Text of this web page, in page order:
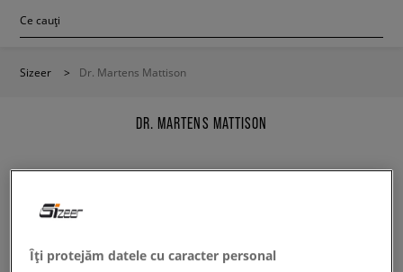
Sizeer > Dr. Martens Mattison
DR. MARTENS MATTISON
puține filtre.
Îți protejăm datele cu caracter personal